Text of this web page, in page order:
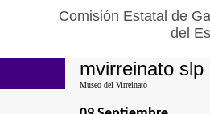
Comisión Estatal de
del
mvirreinato slp
Museo del Virreinato